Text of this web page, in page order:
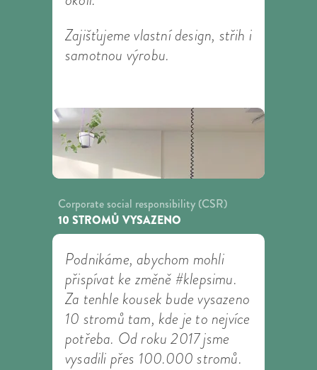
Zajišťujeme vlastní design, střih i
samotnou výrobu.
Corporate social responsibility (CSR)
10 STROMŮ VYSAZENO
Podnikáme, abychom mohli
přispívat ke změně #klepsimu.
Za tenhle kousek bude vysazeno
10 stromů tam, kde je to nejvíce
potřeba. Od roku 2017 jsme
vysadili přes 100.000 stromů.